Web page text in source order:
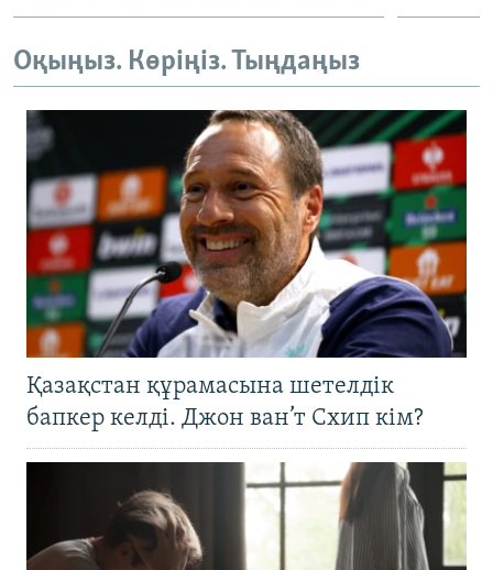
Оқыңыз. Көріңіз. Тыңдаңыз
Қазақстан құрамасына шетелдік
бапкер келді. Джон ван’т Схип кім?